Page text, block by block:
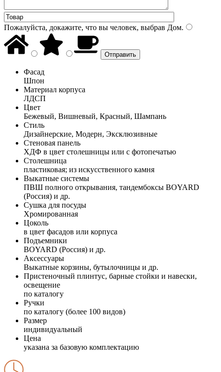
Пожалуйста, докажите, что вы человек, выбрав Дом.
Фасад
Шпон
Материал корпуса
ЛДСП
Цвет
Бежевый, Вишневый, Красный, Шампань
Стиль
Дизайнерские, Модерн, Эксклюзивные
Стеновая панель
ХДФ в цвет столешницы или с фотопечатью
Столешница
пластиковая; из искусственного камня
Выкатные системы
ПВШ полного открывания, тандембоксы BOYARD
(Россия) и др.
Сушка для посуды
Хромированная
Цоколь
в цвет фасадов или корпуса
Подъемники
BOYARD (Россия) и др.
Аксессуары
Выкатные корзины, бутылочницы и др.
Пристеночный плинтус, барные стойки и навески,
освещение
по каталогу
Ручки
по каталогу (более 100 видов)
Размер
индивидуальный
Цена
указана за базовую комплектацию